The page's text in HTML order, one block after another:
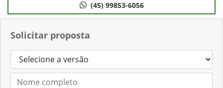
Solicitar proposta
(45) 99853-6056